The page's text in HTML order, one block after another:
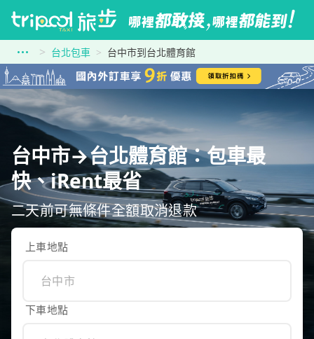
台北包車 台中市到台北體育館
台中市→台北體育館：包車最
快、iRent最省
二天前可無條件全額取消退款
上車地點
下車地點